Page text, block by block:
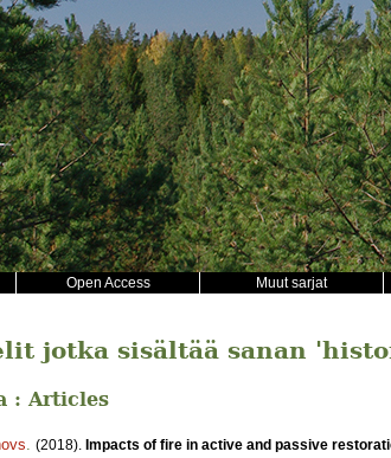
Open Access Muut sarjat
jotka sisältää sanan
: Articles
(2018). Impacts of fire in active and passive